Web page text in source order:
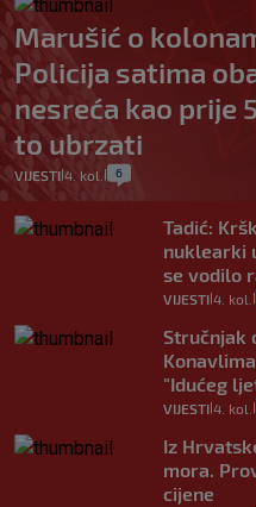
Marušić o
Policija satima
nesreća kao prije
to ubrzati
VIJESTI 4. kol. 6
Tadić:
nuklearki
se vodilo
VIJESTI 4. kol.
Stručnjak
"Idućeg
VIJESTI 4. kol.
Iz
mora.
cijene